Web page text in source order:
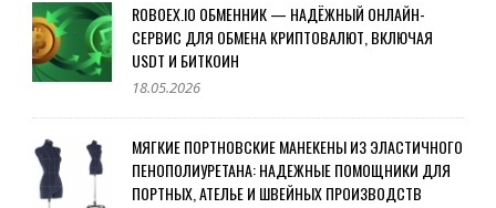
ROBOEX.IO ОБМЕННИК — НАДЁЖНЫЙ ОНЛАЙН-
СЕРВИС ДЛЯ ОБМЕНА КРИПТОВАЛЮТ, ВКЛЮЧАЯ
USDT И БИТКОИН
18.05.2026
МЯГКИЕ ПОРТНОВСКИЕ МАНЕКЕНЫ ИЗ ЭЛАСТИЧНОГО
ПЕНОПОЛИУРЕТАНА: НАДЕЖНЫЕ ПОМОЩНИКИ ДЛЯ
ПОРТНЫХ, АТЕЛЬЕ И ШВЕЙНЫХ ПРОИЗВОДСТВ